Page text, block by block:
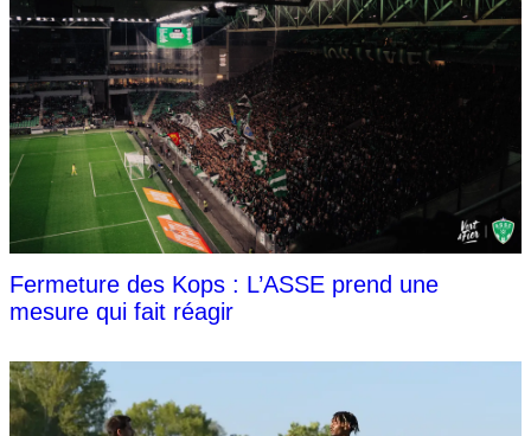
Fermeture des Kops : L’ASSE prend une
mesure qui fait réagir